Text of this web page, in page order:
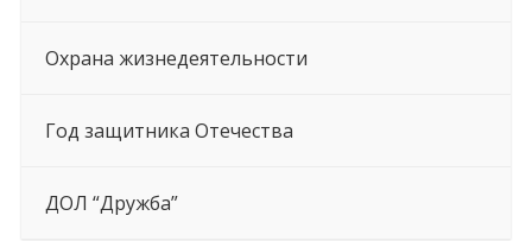
Охрана жизнедеятельности
Год защитника Отечества
ДОЛ “Дружба”